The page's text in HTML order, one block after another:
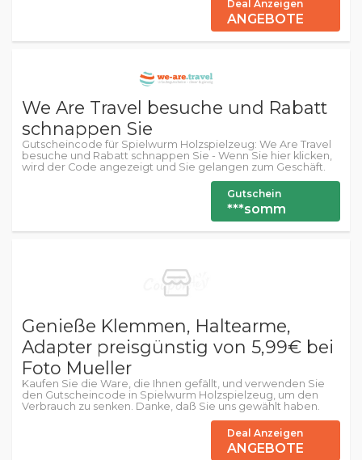
Deal Anzeigen
ANGEBOTE
We Are Travel besuche und Rabatt
schnappen Sie
Gutscheincode für Spielwurm Holzspielzeug: We Are Travel
besuche und Rabatt schnappen Sie - Wenn Sie hier klicken,
wird der Code angezeigt und Sie gelangen zum Geschäft.
Gutschein
***somm
Genieße Klemmen, Haltearme,
Adapter preisgünstig von 5,99€ bei
Foto Mueller
Kaufen Sie die Ware, die Ihnen gefällt, und verwenden Sie
den Gutscheincode in Spielwurm Holzspielzeug, um den
Verbrauch zu senken. Danke, daß Sie uns gewählt haben.
Deal Anzeigen
ANGEBOTE